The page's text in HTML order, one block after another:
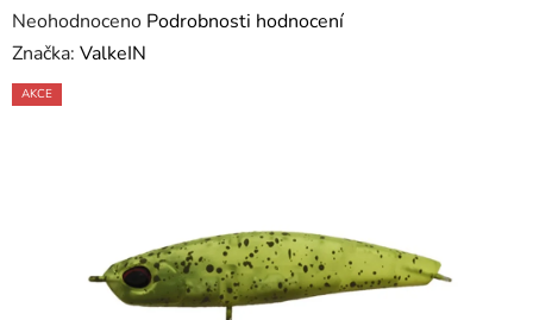
Průměrné
hodnocení
produktu
Neohodnoceno Podrobnosti hodnocení
Značka: ValkeIN
AKCE